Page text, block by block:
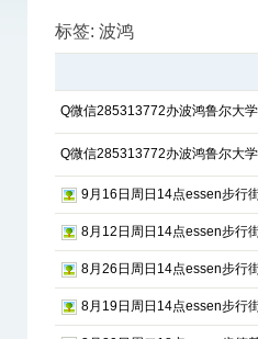
标签: 波鸿
Q微信285313772办波鸿鲁尔大
Q微信285313772办波鸿鲁尔大
9月16日周日14点essen步行
8月12日周日14点essen步行
8月26日周日14点essen步行
8月19日周日14点essen步行